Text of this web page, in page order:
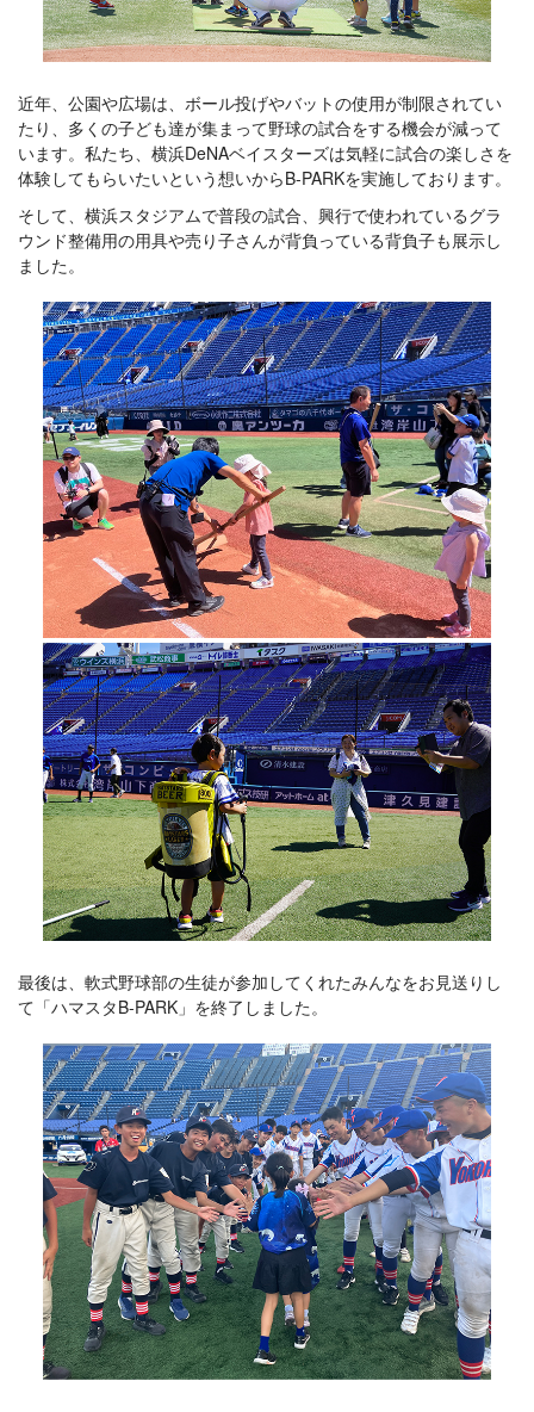
近年、公園や広場は、ボール投げやバットの使用が制限されてい
たり、多くの子ども達が集まって野球の試合をする機会が減って
います。私たち、横浜DeNAベイスターズは気軽に試合の楽しさを
体験してもらいたいという想いからB-PARKを実施しております。
そして、横浜スタジアムで普段の試合、興行で使われているグラ
ウンド整備用の用具や売り子さんが背負っている背負子も展示し
ました。
最後は、軟式野球部の生徒が参加してくれたみんなをお見送りし
て「ハマスタB-PARK」を終了しました。